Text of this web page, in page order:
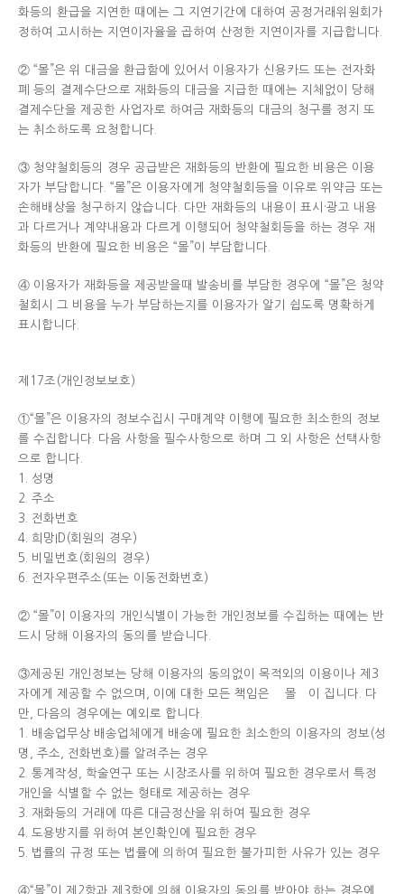
화등의 환급을 지연한 때에는 그 지연기간에 대하여 공정거래위원회가
정하여 고시하는 지연이자율을 곱하여 산정한 지연이자를 지급합니다.
② “몰”은 위 대금을 환급함에 있어서 이용자가 신용카드 또는 전자화
폐 등의 결제수단으로 재화등의 대금을 지급한 때에는 지체없이 당해
결제수단을 제공한 사업자로 하여금 재화등의 대금의 청구를 정지 또
는 취소하도록 요청합니다.
③ 청약철회등의 경우 공급받은 재화등의 반환에 필요한 비용은 이용
자가 부담합니다. “몰”은 이용자에게 청약철회등을 이유로 위약금 또는
손해배상을 청구하지 않습니다. 다만 재화등의 내용이 표시·광고 내용
과 다르거나 계약내용과 다르게 이행되어 청약철회등을 하는 경우 재
화등의 반환에 필요한 비용은 “몰”이 부담합니다.
④ 이용자가 재화등을 제공받을때 발송비를 부담한 경우에 “몰”은 청약
철회시 그 비용을 누가 부담하는지를 이용자가 알기 쉽도록 명확하게
표시합니다.
제17조(개인정보보호)
①“몰”은 이용자의 정보수집시 구매계약 이행에 필요한 최소한의 정보
를 수집합니다. 다음 사항을 필수사항으로 하며 그 외 사항은 선택사항
으로 합니다.
1. 성명
2. 주소
3. 전화번호
4. 희망ID(회원의 경우)
5. 비밀번호(회원의 경우)
6. 전자우편주소(또는 이동전화번호)
② “몰”이 이용자의 개인식별이 가능한 개인정보를 수집하는 때에는 반
드시 당해 이용자의 동의를 받습니다.
③제공된 개인정보는 당해 이용자의 동의없이 목적외의 이용이나 제3
자에게 제공할 수 없으며, 이에 대한 모든 책임은 몰 이 집니다. 다
만, 다음의 경우에는 예외로 합니다.
1. 배송업무상 배송업체에게 배송에 필요한 최소한의 이용자의 정보(성
명, 주소, 전화번호)를 알려주는 경우
2. 통계작성, 학술연구 또는 시장조사를 위하여 필요한 경우로서 특정
개인을 식별할 수 없는 형태로 제공하는 경우
3. 재화등의 거래에 따른 대금정산을 위하여 필요한 경우
4. 도용방지를 위하여 본인확인에 필요한 경우
5. 법률의 규정 또는 법률에 의하여 필요한 불가피한 사유가 있는 경우
④“몰”이 제2항과 제3항에 의해 이용자의 동의를 받아야 하는 경우에